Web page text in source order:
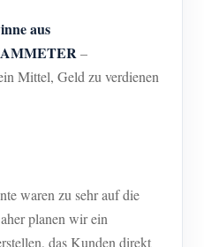
aus
–
Mittel, Geld zu verdienen
waren zu sehr auf die
planen wir ein
das Kunden direkt